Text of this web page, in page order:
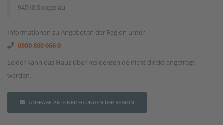
94518 Spiegelau
Informationen zu Angeboten der Region unter
0800 800 666 0
Leider kann das Haus über residenzen.de nicht direkt angefragt
werden.
ANFRAGE AN EINRICHTUNGEN DER REGION